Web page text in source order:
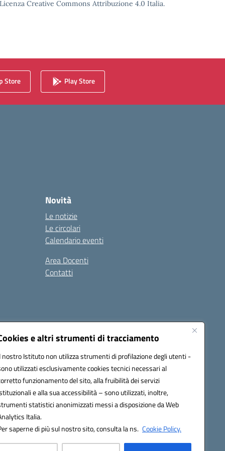
e altri strumenti di tracciamento
nostro Istituto non utilizza strumenti di profilazione degli utenti -
utilizzati esclusivamente cookies tecnici necessari al
funzionamento del sito, alla fruibilità dei servizi
e alla sua accessibilità – sono utilizzati, inoltre,
statistici anonimizzati messi a disposizione da Web
Italia.
saperne di più sul nostro sito, consulta la ns. Cookie Policy.
Creative Commons Attribuzione 4.0 Italia.
Store Play Store
Novità
Le notizie
Le circolari
Calendario eventi
Area Docenti
Contatti
Seguici su: